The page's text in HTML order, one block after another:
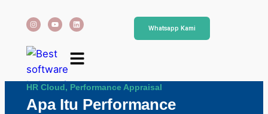
Whatsapp Kami
HR Cloud, Performance Appraisal
Apa Itu Performance